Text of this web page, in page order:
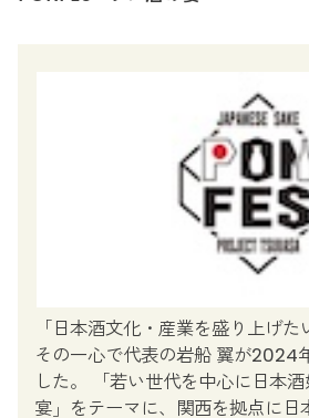
「日本酒文化・産業を盛り上げた
その一心で代表の岩船 翼が2024
した。 「若い世代を中心に日本
宴」をテーマに、関西を拠点に日